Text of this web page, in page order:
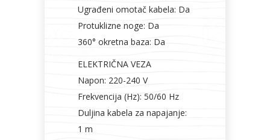
Ugrađeni omotač kabela: Da
Protuklizne noge: Da
360° okretna baza: Da
ELEKTRIČNA VEZA
Napon: 220-240 V
Frekvencija (Hz): 50/60 Hz
Duljina kabela za napajanje:
1 m